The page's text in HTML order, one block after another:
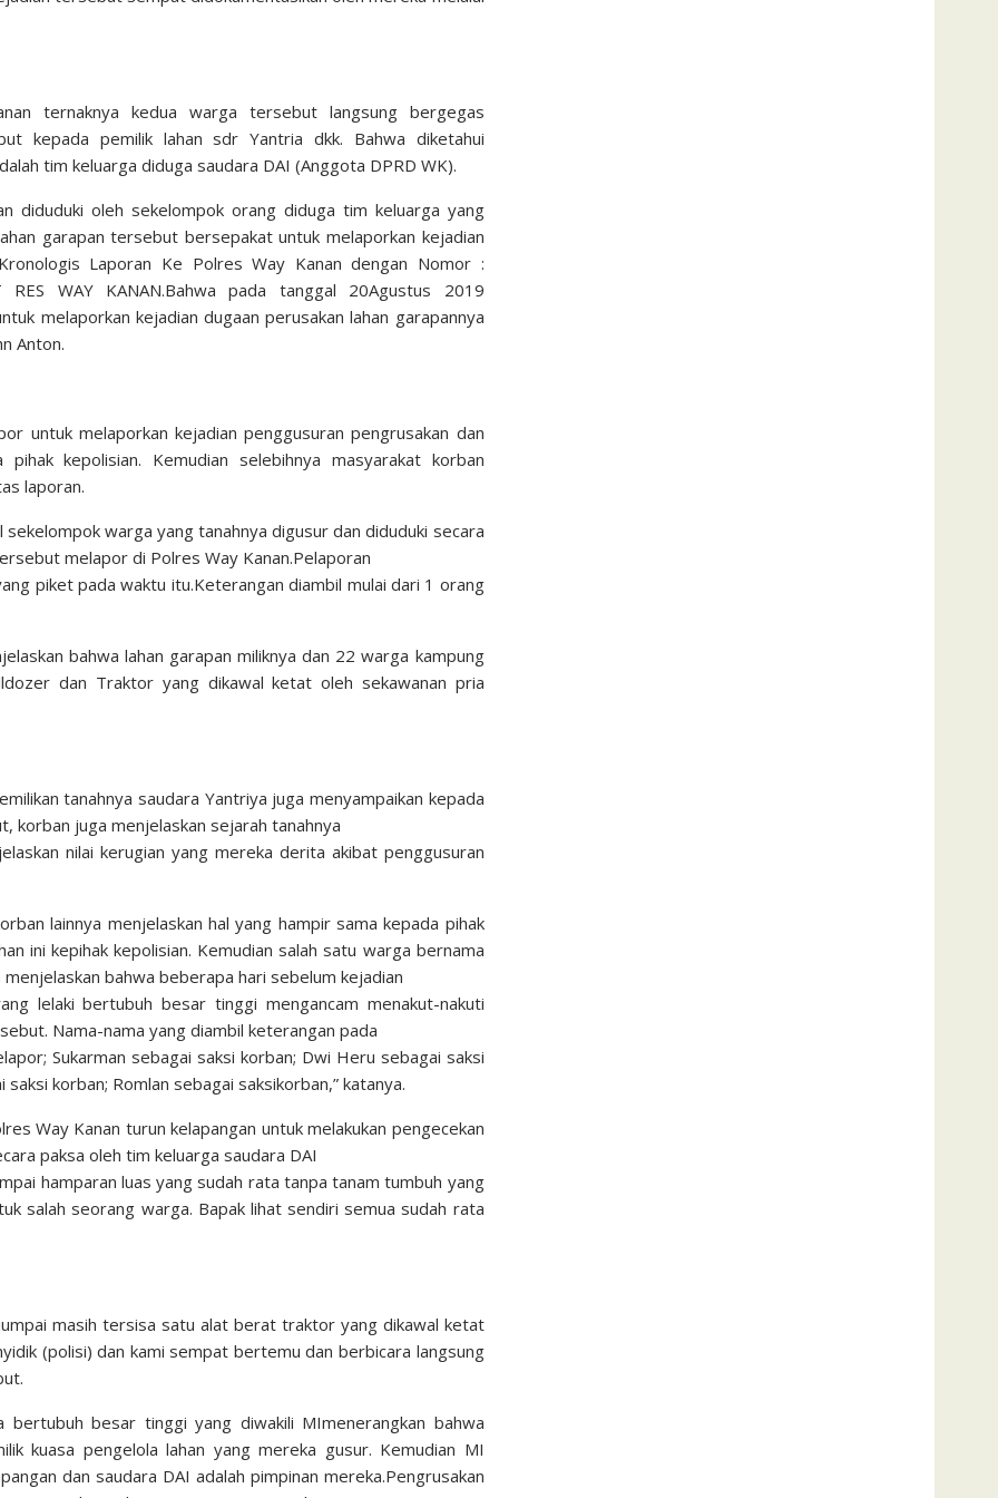
ternaknya kedua warga tersebut langsung bergegas
kepada pemilik lahan sdr Yantria dkk. Bahwa diketahui
tim keluarga diduga saudara DAI (Anggota DPRD WK).
diduduki oleh sekelompok orang diduga tim keluarga yang
garapan tersebut bersepakat untuk melaporkan kejadian
Laporan Ke Polres Way Kanan dengan Nomor :
RES WAY KANAN.Bahwa pada tanggal 20Agustus 2019
melaporkan kejadian dugaan perusakan lahan garapannya
Anton.
untuk melaporkan kejadian penggusuran pengrusakan dan
kepolisian. Kemudian selebihnya masyarakat korban
laporan.
warga yang tanahnya digusur dan diduduki secara
melapor di Polres Way Kanan.Pelaporan
piket pada waktu itu.Keterangan diambil mulai dari 1 orang
bahwa lahan garapan miliknya dan 22 warga kampung
dan Traktor yang dikawal ketat oleh sekawanan pria
tanahnya saudara Yantriya juga menyampaikan kepada
korban juga menjelaskan sejarah tanahnya
nilai kerugian yang mereka derita akibat penggusuran
lainnya menjelaskan hal yang hampir sama kepada pihak
ini kepihak kepolisian. Kemudian salah satu warga bernama
bahwa beberapa hari sebelum kejadian
lelaki bertubuh besar tinggi mengancam menakut-nakuti
Nama-nama yang diambil keterangan pada
Sukarman sebagai saksi korban; Dwi Heru sebagai saksi
korban; Romlan sebagai saksikorban,” katanya.
Way Kanan turun kelapangan untuk melakukan pengecekan
paksa oleh tim keluarga saudara DAI
hamparan luas yang sudah rata tanpa tanam tumbuh yang
salah seorang warga. Bapak lihat sendiri semua sudah rata
masih tersisa satu alat berat traktor yang dikawal ketat
(polisi) dan kami sempat bertemu dan berbicara langsung
bertubuh besar tinggi yang diwakili MImenerangkan bahwa
kuasa pengelola lahan yang mereka gusur. Kemudian MI
dan saudara DAI adalah pimpinan mereka.Pengrusakan